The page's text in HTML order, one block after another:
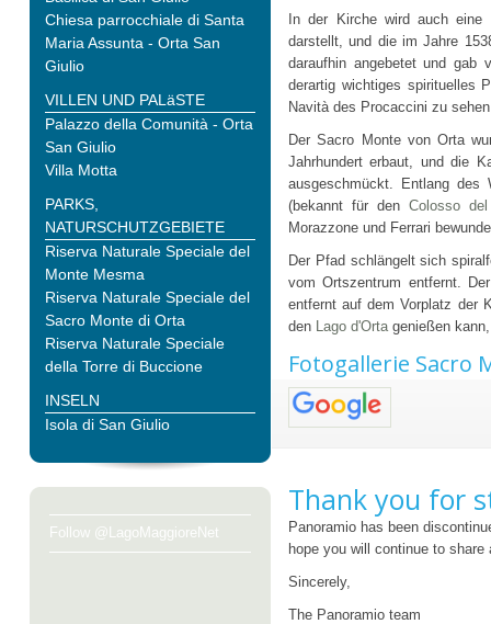
Chiesa parrocchiale di Santa
Maria Assunta - Orta San
Giulio
VILLEN UND PALäSTE
Palazzo della Comunità - Orta
San Giulio
Villa Motta
PARKS,
NATURSCHUTZGEBIETE
Riserva Naturale Speciale del
Monte Mesma
Riserva Naturale Speciale del
Sacro Monte di Orta
Riserva Naturale Speciale
della Torre di Buccione
INSELN
Isola di San Giulio
Follow @LagoMaggioreNet
In der Kirche wird auch eine
darstellt, und die im Jahre
daraufhin angebetet und gab
derartig wichtiges spirituelles
Navità des Procaccini zu
Der Sacro Monte von Orta
Jahrhundert erbaut, und die
ausgeschmückt. Entlang des
(bekannt für den Colosso
Morazzone und Ferrari
Der Pfad schlängelt sich
vom Ortszentrum entfernt.
entfernt auf dem Vorplatz der
den Lago d'Orta genießen
Fotogallerie Sacro
Thank you for
Panoramio has been
hope you will continue to
Sincerely,
The Panoramio team